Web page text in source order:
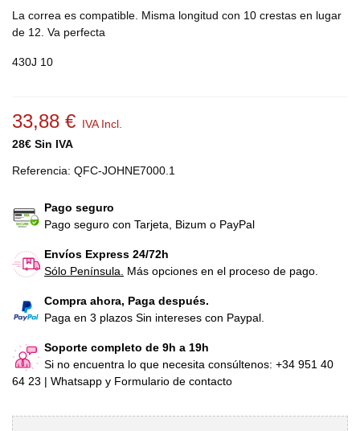
La correa es compatible. Misma longitud con 10 crestas en lugar
de 12. Va perfecta
430J 10
33,88 € IVA Incl.
28€ Sin IVA
Referencia: QFC-JOHNE7000.1
Pago seguro
Pago seguro con Tarjeta, Bizum o PayPal
Envíos Express 24/72h
Sólo Península.
Más opciones en el proceso de pago.
Compra ahora, Paga después.
Paga en 3 plazos Sin intereses con Paypal.
Soporte completo de 9h a 19h
Si no encuentra lo que necesita consúltenos: +34 951 40
64 23 | Whatsapp y Formulario de contacto